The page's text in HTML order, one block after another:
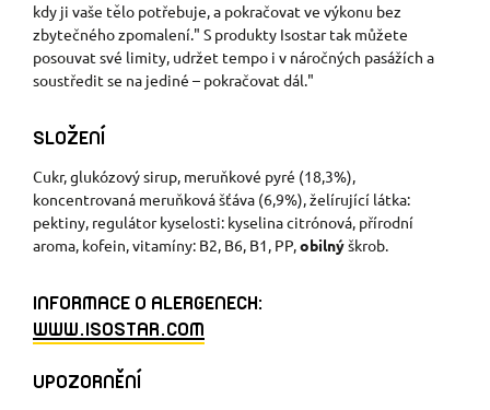
kdy ji vaše tělo potřebuje, a pokračovat ve výkonu bez
zbytečného zpomalení." S produkty Isostar tak můžete
posouvat své limity, udržet tempo i v náročných pasážích a
soustředit se na jediné – pokračovat dál."
SLOŽENÍ
Cukr, glukózový sirup, meruňkové pyré (18,3%),
koncentrovaná meruňková šťáva (6,9%), želírující látka:
pektiny, regulátor kyselosti: kyselina citrónová, přírodní
aroma, kofein, vitamíny: B2, B6, B1, PP,obilnýškrob.
INFORMACE O ALERGENECH:
WWW.ISOSTAR.COM
UPOZORNĚNÍ